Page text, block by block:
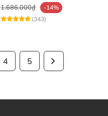
1.686.000₫
-14%
(343)
4 5